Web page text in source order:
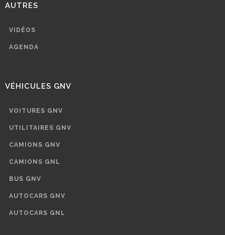
AUTRES
VIDÉOS
AGENDA
VÉHICULES GNV
VOITURES GNV
UTILITAIRES GNV
CAMIONS GNV
CAMIONS GNL
BUS GNV
AUTOCARS GNV
AUTOCARS GNL